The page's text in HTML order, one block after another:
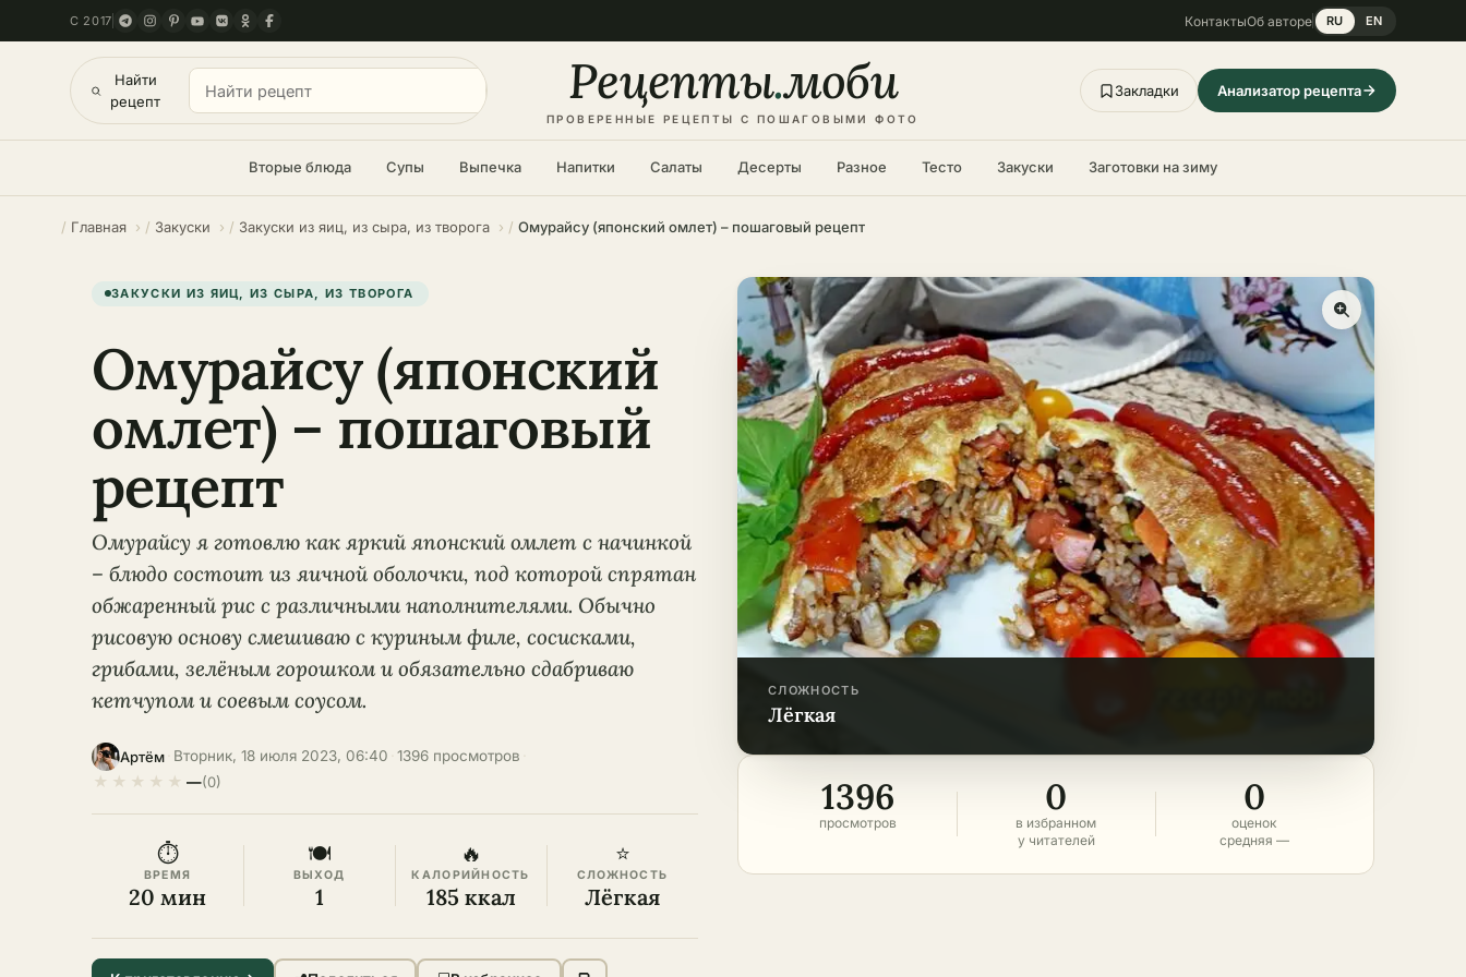
С 2017 КонтактыОб авторе RU EN
Найти
рецепт
Рецепты.моби
ПРОВЕРЕННЫЕ РЕЦЕПТЫ С ПОШАГОВЫМИ ФОТО
Закладки Анализатор рецепта
Вторые блюда Супы Выпечка Напитки Салаты Десерты Разное Тесто Закуски Заготовки на зиму
Главная Закуски Закуски из яиц, из сыра, из творога Омурайсу (японский омлет) – пошаговый рецепт
СЛОЖНОСТЬ
лёгкая
1396
просмотров
0
в избранном
у читателей
0
оценок
средняя —
ЗАКУСКИ ИЗ ЯИЦ, ИЗ СЫРА, ИЗ ТВОРОГА
Омурайсу (японский
омлет) – пошаговый
рецепт
Омурайсу я готовлю как яркий японский омлет с начинкой
– блюдо состоит из яичной оболочки, под которой спрятан
обжаренный рис с различными наполнителями. Обычно
рисовую основу смешиваю с куриным филе, сосисками,
грибами, зелёным горошком и обязательно сдабриваю
кетчупом и соевым соусом.
Артём Вторник, 18 июля 2023, 06:40 1396 просмотров
★ ★ ★ ★ ★ —(0)
⏱
ВРЕМЯ
20 мин
🍽
ВЫХОД
1
🔥
КАЛОРИЙНОСТЬ
185 ккал
⭐
СЛОЖНОСТЬ
Лёгкая